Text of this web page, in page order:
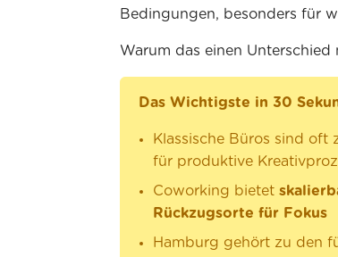
Bedingungen, besonders für
Warum das einen
Das Wichtigste in 30
Klassische Büros sind oft
für produktive
Coworking bietet
Rückzugsorte für Fokus
Hamburg gehört zu den